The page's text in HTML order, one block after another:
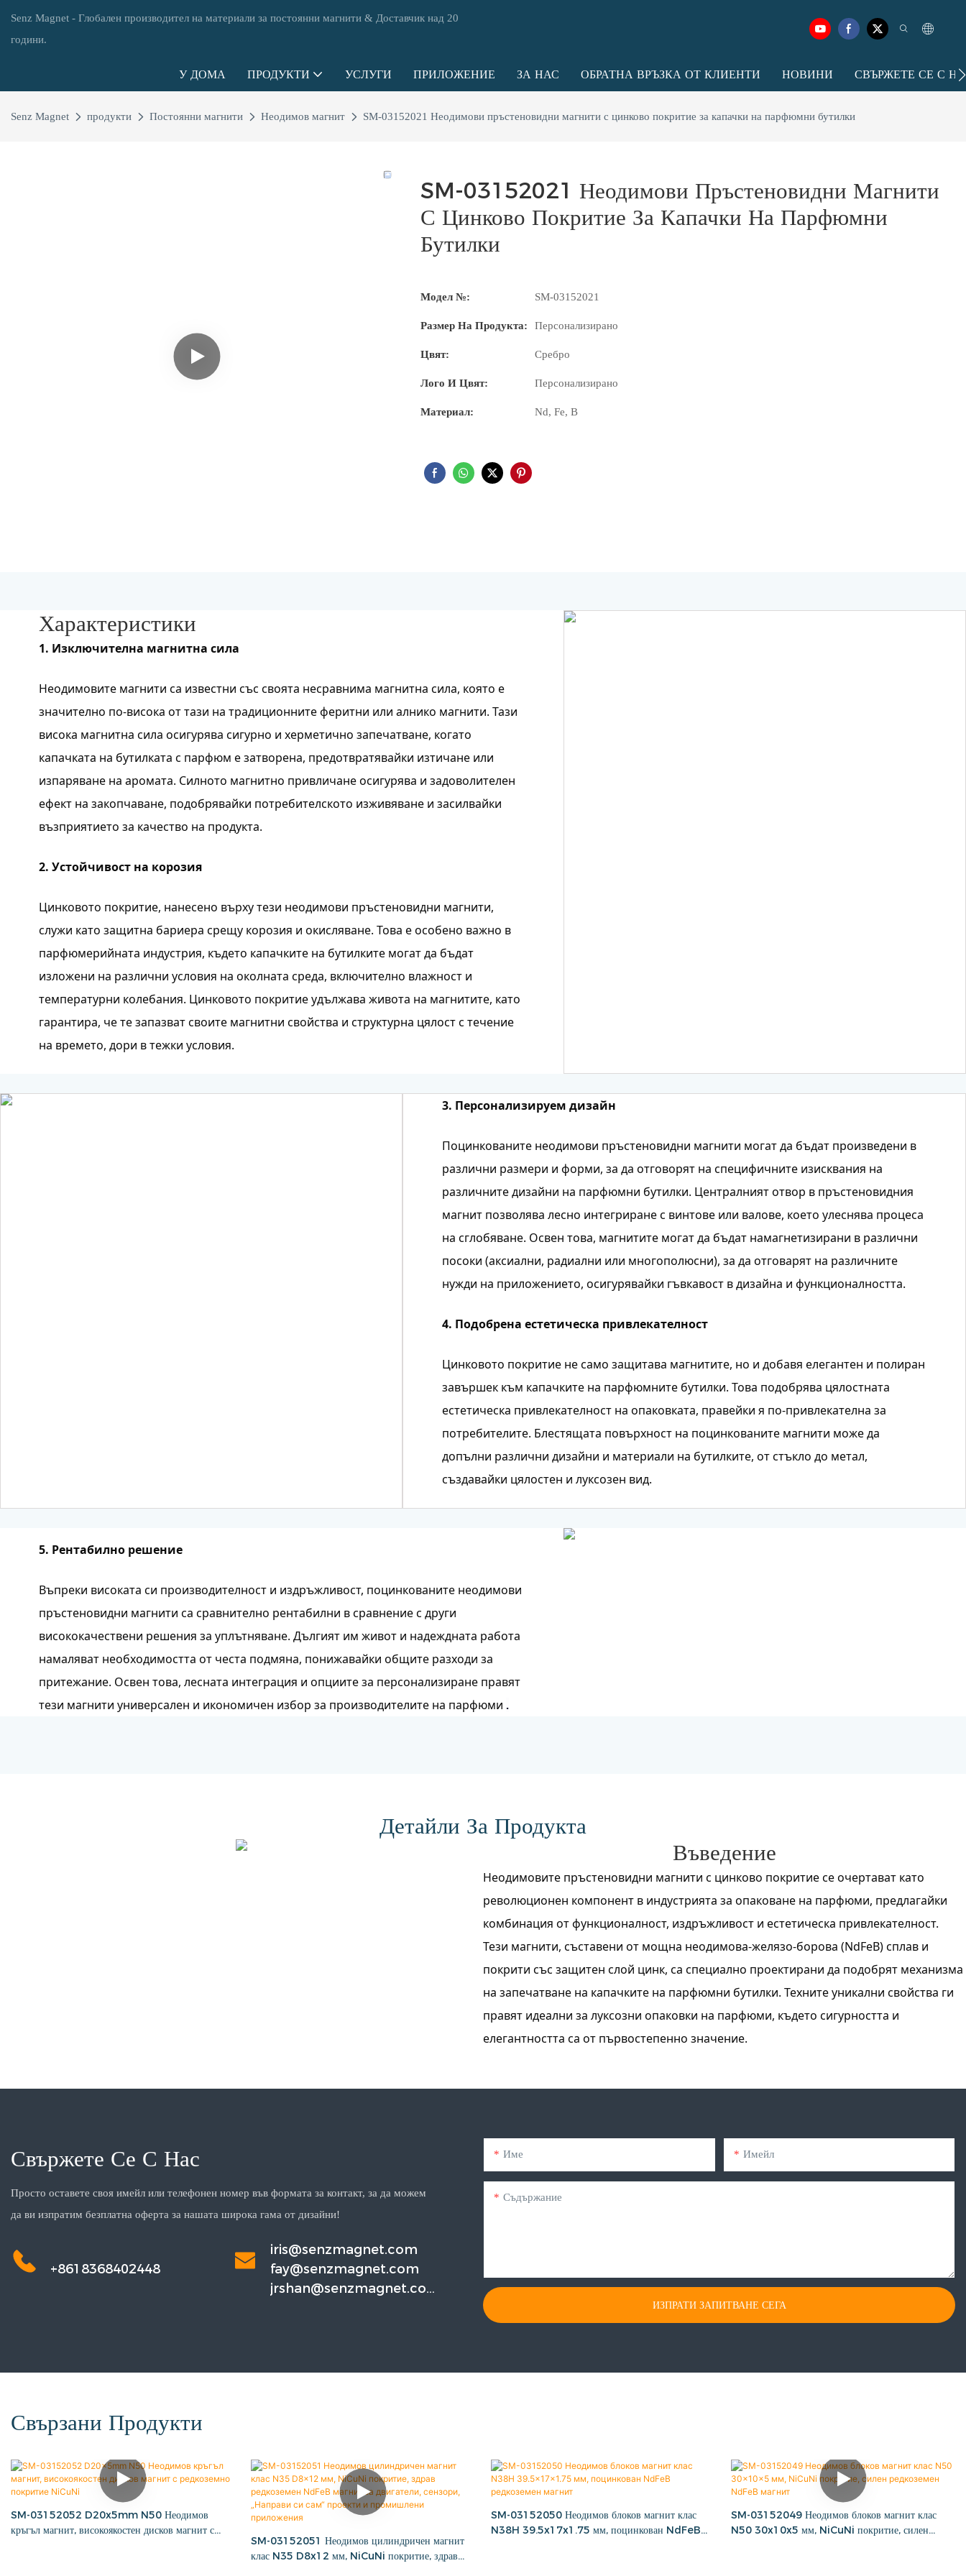
Senz Magnet - Глобален производител на материали за постоянни магнити & Доставчик над 20
години.
У ДОМА ПРОДУКТИ УСЛУГИ ПРИЛОЖЕНИЕ ЗА НАС ОБРАТНА ВРЪЗКА ОТ КЛИЕНТИ НОВИНИ СВЪРЖЕТЕ СЕ С
Senz Magnet продукти Постоянни магнити Неодимов магнит SM-03152021 Неодимови пръстеновидни магнити с цинково покритие за капачки на парфюмни бутилки
SM-03152021 Неодимови Пръстеновидни Магнити
С Цинково Покритие За Капачки На Парфюмни
Бутилки
Модел №: SM-03152021
Размер На Продукта: Персонализирано
Цвят: Сребро
Лого И Цвят: Персонализирано
Материал: Nd, Fe, B
Характеристики
1. Изключителна магнитна сила
Неодимовите магнити са известни със своята несравнима магнитна сила, която е
значително по-висока от тази на традиционните феритни или алнико магнити. Тази
висока магнитна сила осигурява сигурно и херметично запечатване, когато
капачката на бутилката с парфюм е затворена, предотвратявайки изтичане или
изпаряване на аромата. Силното магнитно привличане осигурява и задоволителен
ефект на закопчаване, подобрявайки потребителското изживяване и засилвайки
възприятието за качество на продукта.
2. Устойчивост на корозия
Цинковото покритие, нанесено върху тези неодимови пръстеновидни магнити,
служи като защитна бариера срещу корозия и окисляване. Това е особено важно в
парфюмерийната индустрия, където капачките на бутилките могат да бъдат
изложени на различни условия на околната среда, включително влажност и
температурни колебания. Цинковото покритие удължава живота на магнитите, като
гарантира, че те запазват своите магнитни свойства и структурна цялост с течение
на времето, дори в тежки условия.
3. Персонализируем дизайн
Поцинкованите неодимови пръстеновидни магнити могат да бъдат произведени в
различни размери и форми, за да отговорят на специфичните изисквания на
различните дизайни на парфюмни бутилки. Централният отвор в пръстеновидния
магнит позволява лесно интегриране с винтове или валове, което улеснява процеса
на сглобяване. Освен това, магнитите могат да бъдат намагнетизирани в различни
посоки (аксиални, радиални или многополюсни), за да отговарят на различните
нужди на приложението, осигурявайки гъвкавост в дизайна и функционалността.
4. Подобрена естетическа привлекателност
Цинковото покритие не само защитава магнитите, но и добавя елегантен и полиран
завършек към капачките на парфюмните бутилки. Това подобрява цялостната
естетическа привлекателност на опаковката, правейки я по-привлекателна за
потребителите. Блестящата повърхност на поцинкованите магнити може да
допълни различни дизайни и материали на бутилките, от стъкло до метал,
създавайки цялостен и луксозен вид.
5. Рентабилно решение
Въпреки високата си производителност и издръжливост, поцинкованите неодимови
пръстеновидни магнити са сравнително рентабилни в сравнение с други
висококачествени решения за уплътняване. Дългият им живот и надеждната работа
намаляват необходимостта от честа подмяна, понижавайки общите разходи за
притежание. Освен това, лесната интеграция и опциите за персонализиране правят
тези магнити универсален и икономичен избор за производителите на парфюми .
Детайли За Продукта
Въведение
Неодимовите пръстеновидни магнити с цинково покритие се очертават като
революционен компонент в индустрията за опаковане на парфюми, предлагайки
комбинация от функционалност, издръжливост и естетическа привлекателност.
Тези магнити, съставени от мощна неодимова-желязо-борова (NdFeB) сплав и
покрити със защитен слой цинк, са специално проектирани да подобрят механизма
на запечатване на капачките на парфюмни бутилки. Техните уникални свойства ги
правят идеални за луксозни опаковки на парфюми, където сигурността и
елегантността са от първостепенно значение.
Свържете Се С Нас
Просто оставете своя имейл или телефонен номер във формата за контакт, за да можем
да ви изпратим безплатна оферта за нашата широка гама от дизайни!
+8618368402448
iris@senzmagnet.com
fay@senzmagnet.com
jrshan@senzmagnet.co
Име Имейл
Съдържание
ИЗПРАТИ ЗАПИТВАНЕ СЕГА
Свързани Продукти
SM-03152052 D20x5mm N50 Неодимов
кръгъл магнит, високоякостен дисков магнит с
SM-03152051 Неодимов цилиндричен магнит
клас N35 D8x12 мм, NiCuNi покритие, здрав
SM-03152050 Неодимов блоков магнит клас
N38H 39.5x17x1.75 мм, поцинкован NdFeB
SM-03152049 Неодимов блоков магнит клас
N50 30x10x5 мм, NiCuNi покритие, силен